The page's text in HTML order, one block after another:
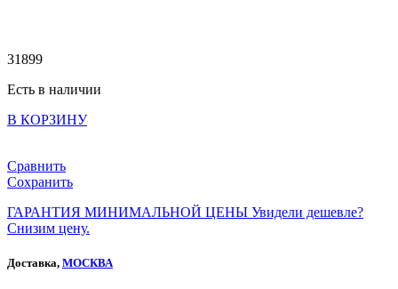
31899
Есть в наличии
В КОРЗИНУ
Сравнить
Сохранить
ГАРАНТИЯ МИНИМАЛЬНОЙ ЦЕНЫ Увидели дешевле?
Снизим цену.
Доставка, МОСКВА